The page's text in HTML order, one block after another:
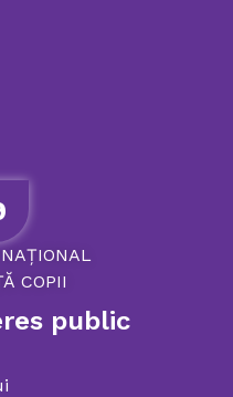
NAȚIONAL
COPII
public